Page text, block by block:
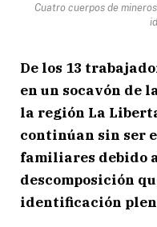
Cuatro cuerpos de
De los 13
en un socavón de
la región La
continúan sin ser
familiares debido
descomposición
identificación